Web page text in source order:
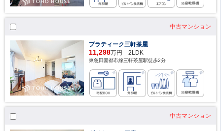
中古マンション
プラティーク三軒茶屋
11,298万円 2LDK
東急田園都市線三軒茶屋駅徒歩2分
中古マンション